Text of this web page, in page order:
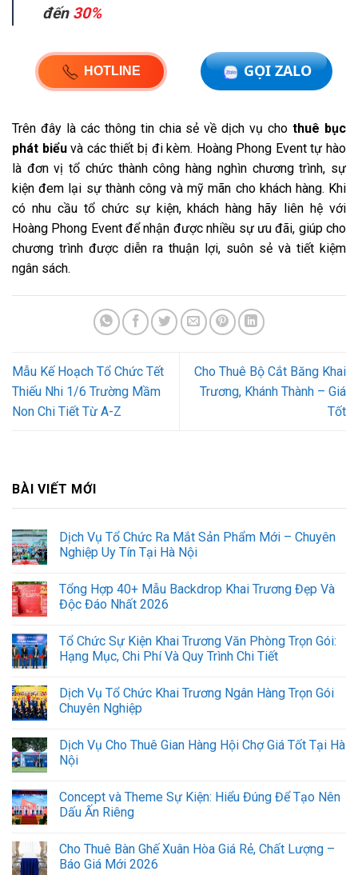
đến 30%
HOTLINE GỌI ZALO
Trên đây là các thông tin chia sẻ về dịch vụ chothuê bục
phát biểuvà các thiết bị đi kèm. Hoàng Phong Event tự hào
là đơn vị tổ chức thành công hàng nghìn chương trình, sự
kiện đem lại sự thành công và mỹ mãn cho khách hàng. Khi
có nhu cầu tổ chức sự kiện, khách hàng hãy liên hệ với
Hoàng Phong Event để nhận được nhiều sự ưu đãi, giúp cho
chương trình được diễn ra thuận lợi, suôn sẻ và tiết kiệm
ngân sách.
Mẫu Kế Hoạch Tổ Chức Tết
Thiếu Nhi 1/6 Trường Mầm
Non Chi Tiết Từ A-Z
Cho Thuê Bộ Cắt Băng Khai
Trương, Khánh Thành – Giá
Tốt
BÀI VIẾT MỚI
Dịch Vụ Tổ Chức Ra Mắt Sản Phẩm Mới – Chuyên
Nghiệp Uy Tín Tại Hà Nội
Tổng Hợp 40+ Mẫu Backdrop Khai Trương Đẹp Và
Độc Đáo Nhất 2026
Tổ Chức Sự Kiện Khai Trương Văn Phòng Trọn Gói:
Hạng Mục, Chi Phí Và Quy Trình Chi Tiết
Dịch Vụ Tổ Chức Khai Trương Ngân Hàng Trọn Gói
Chuyên Nghiệp
Dịch Vụ Cho Thuê Gian Hàng Hội Chợ Giá Tốt Tại Hà
Nội
Concept và Theme Sự Kiện: Hiểu Đúng Để Tạo Nên
Dấu Ấn Riêng
Cho Thuê Bàn Ghế Xuân Hòa Giá Rẻ, Chất Lượng –
Báo Giá Mới 2026